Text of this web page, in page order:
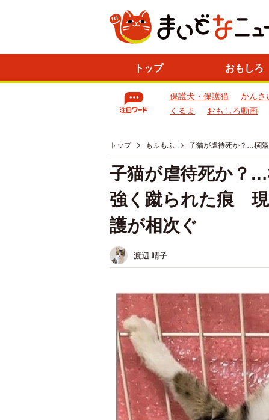
トップ おもしろ
保護犬・保護猫 かんさ
くるま
おもしろ動画
トップ もふもふ 子猫が虐待死か？…横
子猫が虐待死か？
強く蹴られた痕 現
護が相次ぐ
渡辺 晴子